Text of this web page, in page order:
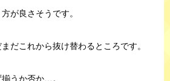
が良さそうです。
だこれから抜け替わるところです。
うか否か…。